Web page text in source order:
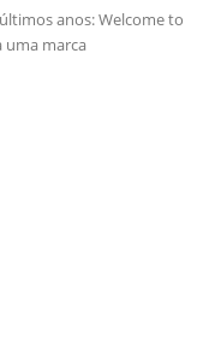
anos: Welcome to
uma marca